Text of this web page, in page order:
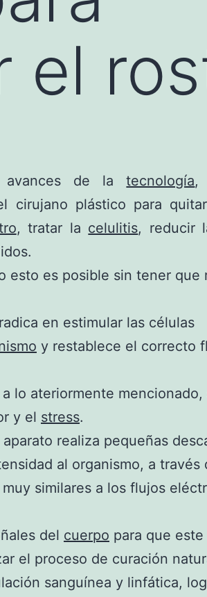
el
avances de latecnología,
cirujano plástico para
, tratar la celulitis, reducir
esto es posible sin tener que
en estimular las células
y restablece el correcto
lo ateriormente mencionado,
y el stress.
realiza pequeñas
al organismo, a través
similares a los flujos
del cuerpo para que este
el proceso de curación
sanguínea y linfática,